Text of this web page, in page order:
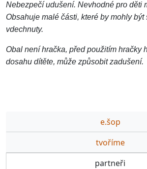
Nebezpečí udušení. Nevhodné pro děti
Obsahuje malé části, které by mohly
vdechnuty.
Obal není hračka, před použitím hračky
dosahu dítěte, může způsobit zadušení.
e.šop
tvoříme
partneři